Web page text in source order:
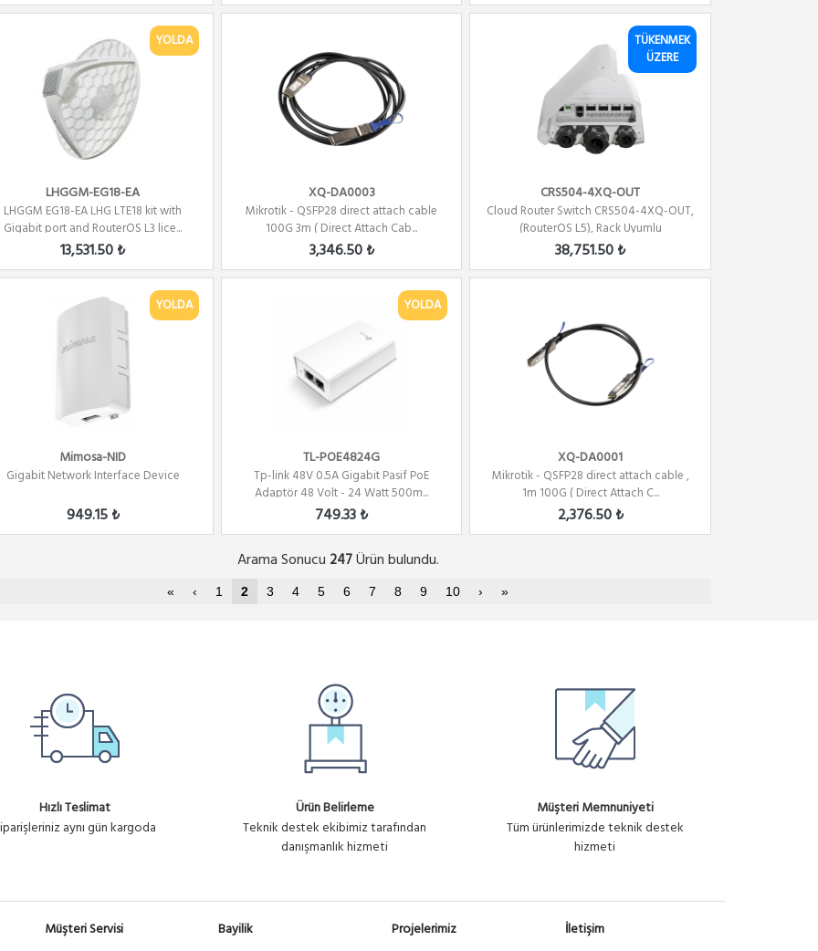
YOLDA
LHGGM-EG18-EA
LHGGM EG18-EA LHG LTE18 kit with
Gigabit port and RouterOS L3 lice...
13,531.50 ₺
XQ-DA0003
Mikrotik - QSFP28 direct attach cable
100G 3m ( Direct Attach Cab...
3,346.50 ₺
TÜKENMEK
ÜZERE
CRS504-4XQ-OUT
Cloud Router Switch CRS504-4XQ-OUT,
(RouterOS L5), Rack Uyumlu
38,751.50 ₺
YOLDA
Mimosa-NID
Gigabit Network Interface Device
949.15 ₺
YOLDA
TL-POE4824G
Tp-link 48V 0.5A Gigabit Pasif PoE
Adaptör 48 Volt - 24 Watt 500m...
749.33 ₺
XQ-DA0001
Mikrotik - QSFP28 direct attach cable ,
1m 100G ( Direct Attach C...
2,376.50 ₺
Arama Sonucu 247Ürün bulundu.
« ‹ 1 2 3 4 5 6 7 8 9 10 › »
Hızlı Teslimat
aynı gün kargoda
Ürün Belirleme
Teknik destek ekibimiz tarafından
danışmanlık hizmeti
Müşteri Memnuniyeti
Tüm ürünlerimizde teknik destek
hizmeti
Müşteri Servisi
Bayilik
Projelerimiz
İletişim